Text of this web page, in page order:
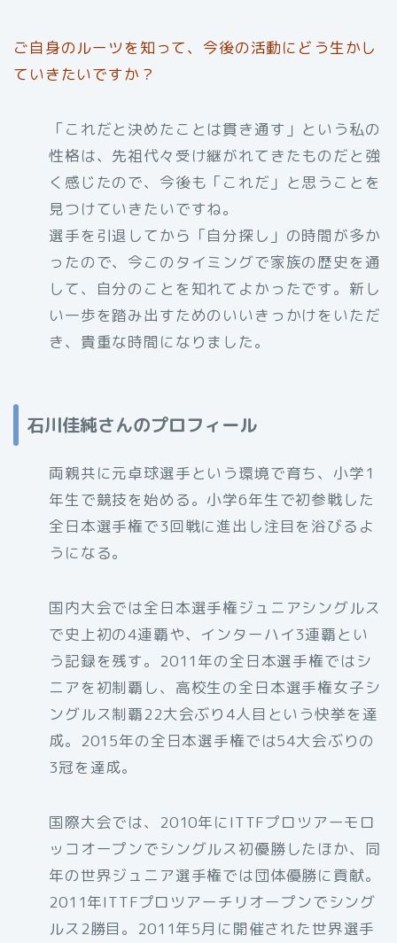
ご自身のルーツを知って、今後の活動にどう生かし
ていきたいですか？
「これだと決めたことは貫き通す」という私の
性格は、先祖代々受け継がれてきたものだと強
く感じたので、今後も「これだ」と思うことを
見つけていきたいですね。
選手を引退してから「自分探し」の時間が多か
ったので、今このタイミングで家族の歴史を通
して、自分のことを知れてよかったです。新し
い一歩を踏み出すためのいいきっかけをいただ
き、貴重な時間になりました。
石川佳純さんのプロフィール
両親共に元卓球選手という環境で育ち、小学1
年生で競技を始める。小学6年生で初参戦した
全日本選手権で3回戦に進出し注目を浴びるよ
うになる。
国内大会では全日本選手権ジュニアシングルス
で史上初の4連覇や、インターハイ3連覇とい
う記録を残す。2011年の全日本選手権ではシ
ニアを初制覇し、高校生の全日本選手権女子シ
ングルス制覇22大会ぶり4人目という快挙を達
成。2015年の全日本選手権では54大会ぶりの
3冠を達成。
国際大会では、2010年にITTFプロツアーモロ
ッコオープンでシングルス初優勝したほか、同
年の世界ジュニア選手権では団体優勝に貢献。
2011年ITTFプロツアーチリオープンでシング
ルス2勝目。2011年5月に開催された世界選手